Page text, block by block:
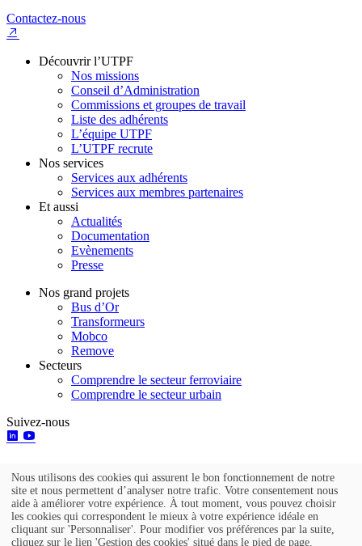
Contactez-nous
Découvrir l’UTPF
Nos missions
Conseil d’Administration
Commissions et groupes de travail
Liste des adhérents
L’équipe UTPF
L’UTPF recrute
Nos services
Services aux adhérents
Services aux membres partenaires
Et aussi
Actualités
Documentation
Evènements
Presse
Nos grand projets
Bus d’Or
Transformeurs
Mobco
Remove
Secteurs
Comprendre le secteur ferroviaire
Comprendre le secteur urbain
Suivez-nous
Go to top
Mentions légales
Utilisation
des
données
Nous utilisons des cookies qui assurent le bon fonctionnement de notre
site et nous permettent d’analyser notre trafic. Votre consentement nous
aide à améliorer votre expérience. À tout moment, vous pouvez choisir
les cookies qui correspondent le mieux à votre expérience idéale en
cliquant sur 'Personnaliser'. Pour modifier vos préférences par la suite,
cliquez sur le lien 'Gestion des cookies' situé dans le pied de page.